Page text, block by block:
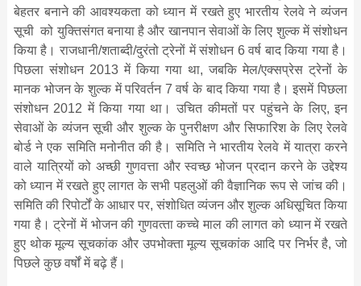
बेहतर बनाने की आवश्यकता को ध्यान में रखते हुए भारतीय रेलवे ने व्‍यंजन
सूची को युक्तिसंगत बनाया है और खानपान सेवाओं के लिए शुल्‍क में संशोधन
किया है। राजधानी/शताब्दी/दुरंतो ट्रेनों में संशोधन 6 वर्ष बाद किया गया है।
पिछला संशो‍धन 2013 में किया गया था, जबकि मेल/एक्सप्रेस ट्रेनों के
मानक भोजन के शुल्‍क में परिवर्तन 7 वर्ष के बाद किया गया है। इसमें पिछला
संशोधन 2012 में किया गया था। उचित कीमतों पर पहुंचने के लिए, इन
सेवाओं के व्‍यंजन सूची और शुल्‍क के पुनरीक्षण और सिफारिश के लिए रेलवे
बोर्ड ने एक समिति मनोनीत की है। समिति ने भारतीय रेलवे में यात्रा करने
वाले यात्रियों को अच्छी गुणवत्ता और स्वच्छ भोजन प्रदान करने के उद्देश्य
को ध्यान में रखते हुए लागत के सभी पहलुओं की वैज्ञानिक रूप से जांच की।
समिति की रिपोर्टों के आधार पर, संशोधित व्‍यंजन और शुल्‍क अधिसूचित किया
गया है। ट्रेनों में भोजन की गुणवत्‍ता कच्चे माल की लागत को ध्‍यान में रखते
हुए थोक मूल्य सूचकांक और उपभोक्‍ता मूल्‍य सूचकांक आदि पर निर्भर है, जो
पिछले कुछ वर्षों में बढ़े हैं।